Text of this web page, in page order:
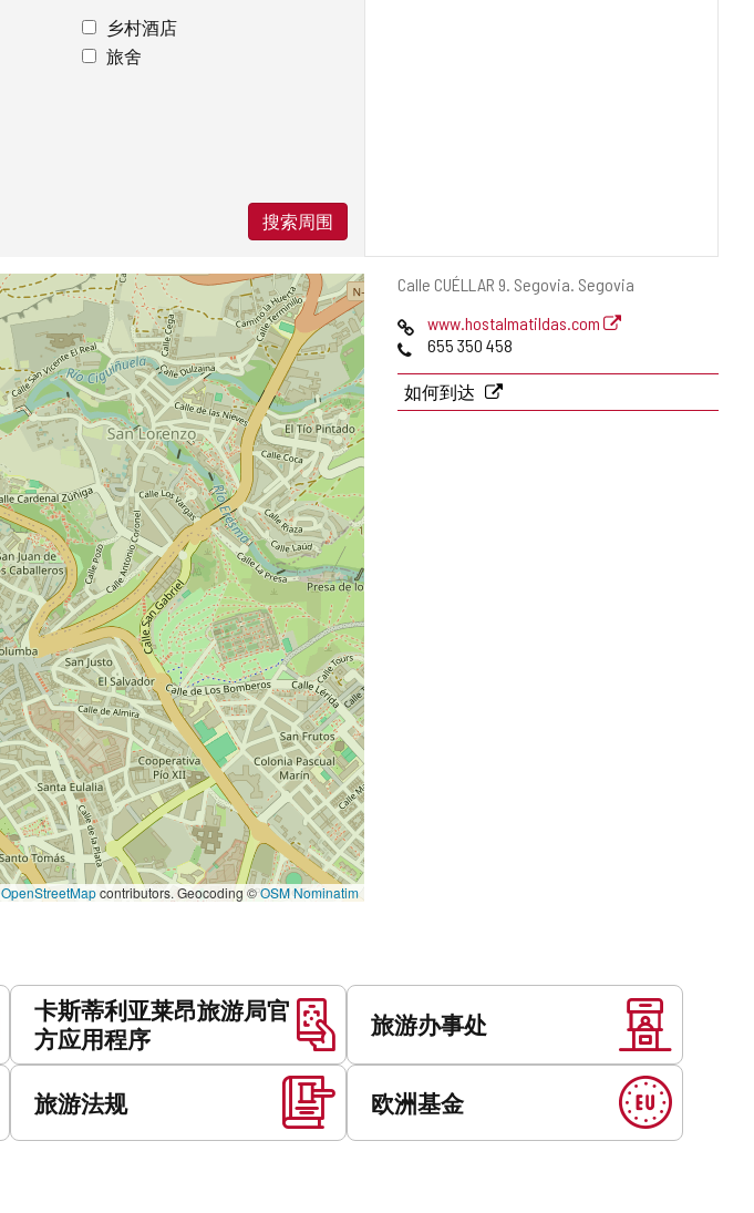
邮
地
址
Calle CUÉLLAR 9. Segovia. Segovia
网
页
www.hostalmatildas.com
电
655 350 458
如何到达
乡村酒店
旅舍
搜索周围
OpenStreetMapcontributors. Geocoding ©OSM Nominatim
卡斯蒂利亚莱昂旅游局官
方应用程序
旅游办事处
旅游法规 欧洲基金